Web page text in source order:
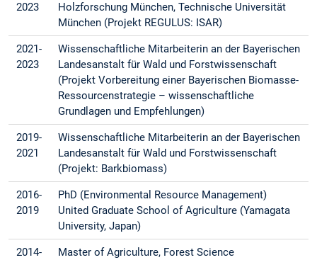
2023
Holzforschung München, Technische Universität
München (Projekt REGULUS: ISAR)
2021-
2023
Wissenschaftliche Mitarbeiterin an der Bayerischen
Landesanstalt für Wald und Forstwissenschaft
(Projekt Vorbereitung einer Bayerischen Biomasse-
Ressourcenstrategie – wissenschaftliche
Grundlagen und Empfehlungen)
2019-
2021
Wissenschaftliche Mitarbeiterin an der Bayerischen
Landesanstalt für Wald und Forstwissenschaft
(Projekt: Barkbiomass)
2016-
2019
PhD (Environmental Resource Management)
United Graduate School of Agriculture (Yamagata
University, Japan)
2014-
Master of Agriculture, Forest Science